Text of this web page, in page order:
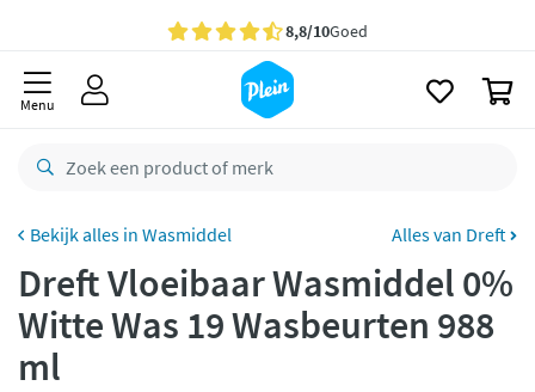
Gratisbezorging vanaf 35,- *
besteld,
retourneren
CO2 neutraal
Betaal met Klarna
Menu
Wasmiddel Alles van Dreft
Dreft Vloeibaar Wasmiddel 0%
Witte Was 19 Wasbeurten 988
ml